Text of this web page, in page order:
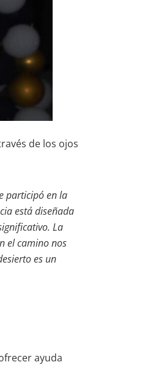
de los ojos
participó en la
está diseñada
La
el camino nos
es un
ayuda